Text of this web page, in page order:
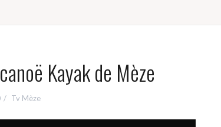
Kayak de Mèze
Tv Mèze